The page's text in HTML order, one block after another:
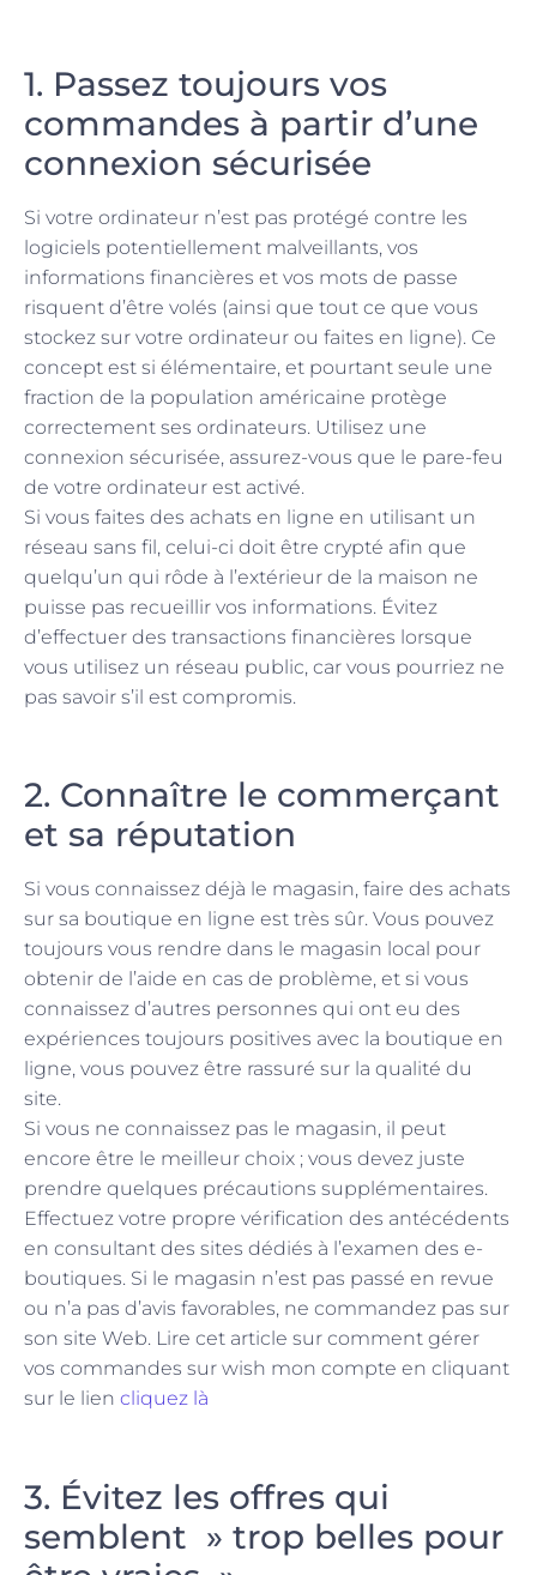
1. Passez toujours vos
commandes à partir d’une
connexion sécurisée
Si votre ordinateur n’est pas protégé contre les
logiciels potentiellement malveillants, vos
informations financières et vos mots de passe
risquent d’être volés (ainsi que tout ce que vous
stockez sur votre ordinateur ou faites en ligne). Ce
concept est si élémentaire, et pourtant seule une
fraction de la population américaine protège
correctement ses ordinateurs. Utilisez une
connexion sécurisée, assurez-vous que le pare-feu
de votre ordinateur est activé.
Si vous faites des achats en ligne en utilisant un
réseau sans fil, celui-ci doit être crypté afin que
quelqu’un qui rôde à l’extérieur de la maison ne
puisse pas recueillir vos informations. Évitez
d’effectuer des transactions financières lorsque
vous utilisez un réseau public, car vous pourriez ne
pas savoir s’il est compromis.
2. Connaître le commerçant
et sa réputation
Si vous connaissez déjà le magasin, faire des achats
sur sa boutique en ligne est très sûr. Vous pouvez
toujours vous rendre dans le magasin local pour
obtenir de l’aide en cas de problème, et si vous
connaissez d’autres personnes qui ont eu des
expériences toujours positives avec la boutique en
ligne, vous pouvez être rassuré sur la qualité du
site.
Si vous ne connaissez pas le magasin, il peut
encore être le meilleur choix ; vous devez juste
prendre quelques précautions supplémentaires.
Effectuez votre propre vérification des antécédents
en consultant des sites dédiés à l’examen des e-
boutiques. Si le magasin n’est pas passé en revue
ou n’a pas d’avis favorables, ne commandez pas sur
son site Web. Lire cet article sur comment gérer
vos commandes sur wish mon compte en cliquant
sur le lien cliquez là
3. Évitez les offres qui
semblent » trop belles pour